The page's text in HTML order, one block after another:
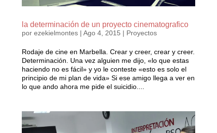
la determinación de un proyecto cinematografico
por ezekielmontes| Ago 4, 2015 | Proyectos
Rodaje de cine en Marbella. Crear y creer, crear y creer.
Determinación. Una vez alguien me dijo, «lo que estas
haciendo no es fácil» y yo le conteste «esto es solo el
principio de mi plan de vida» Si ese amigo llega a ver en
lo que ando ahora me pide el suicidio....